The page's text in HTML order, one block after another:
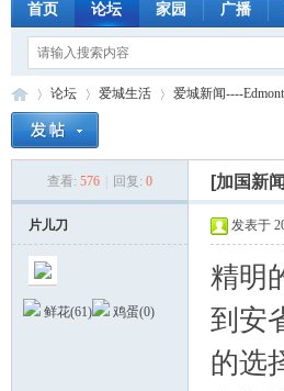
首页 论坛 家园 广播
论坛
›
爱城生活
›
爱城新闻----
查看: 576 回复: 0 [加国新
片儿刀
鲜花(61) 鸡蛋(0)
发表于
精明
到安
的选